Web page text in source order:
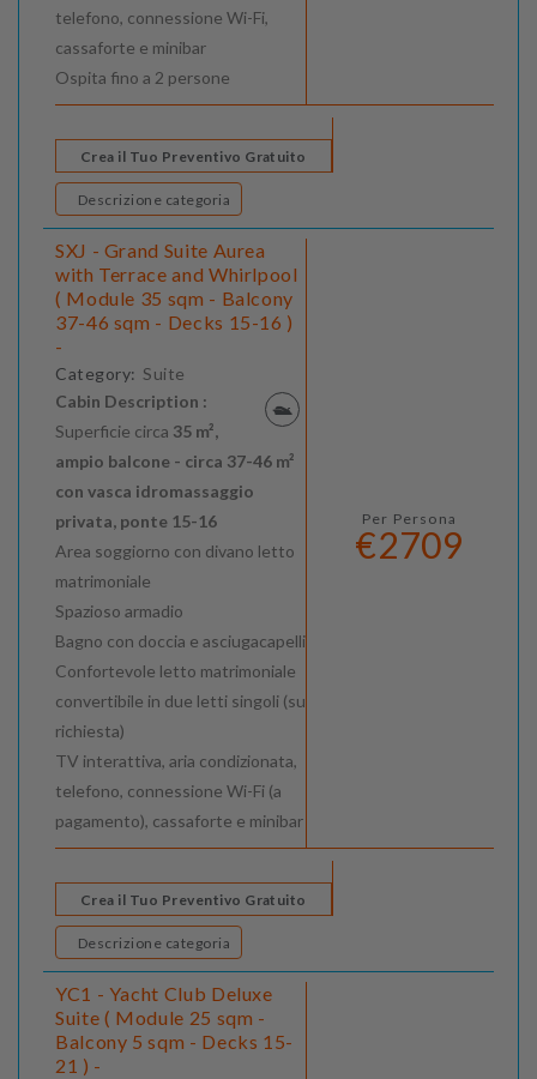
telefono, connessione Wi-Fi,
cassaforte e minibar
Ospita fino a 2 persone
Crea il Tuo Preventivo Gratuito
Descrizione categoria
SXJ - Grand Suite Aurea
with Terrace and Whirlpool
( Module 35 sqm - Balcony
37-46 sqm - Decks 15-16 )
-
Category: Suite
Cabin Description :
Superficie circa 35 m²,
ampio balcone - circa 37-46 m²
con vasca idromassaggio
privata, ponte 15-16
Area soggiorno con divano letto
matrimoniale
Spazioso armadio
Bagno con doccia e asciugacapelli
Confortevole letto matrimoniale
convertibile in due letti singoli (su
richiesta)
TV interattiva, aria condizionata,
telefono, connessione Wi-Fi (a
pagamento), cassaforte e minibar
Per Persona
€2709
Crea il Tuo Preventivo Gratuito
Descrizione categoria
YC1 - Yacht Club Deluxe
Suite ( Module 25 sqm -
Balcony 5 sqm - Decks 15-
21 ) -